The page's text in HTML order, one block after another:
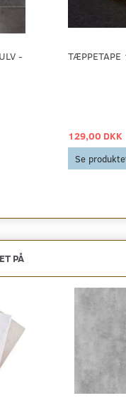
-
TÆPPETAPE
129,00 DKK
Se
PÅ